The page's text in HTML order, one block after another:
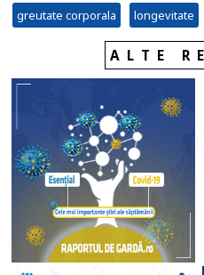
greutate corporala longevitate
ALTE